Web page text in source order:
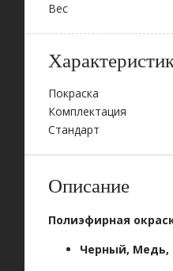
Вес
Покраска
Комплектация
Стандарт
Описание
Полиэфирная
Черный, Медь,